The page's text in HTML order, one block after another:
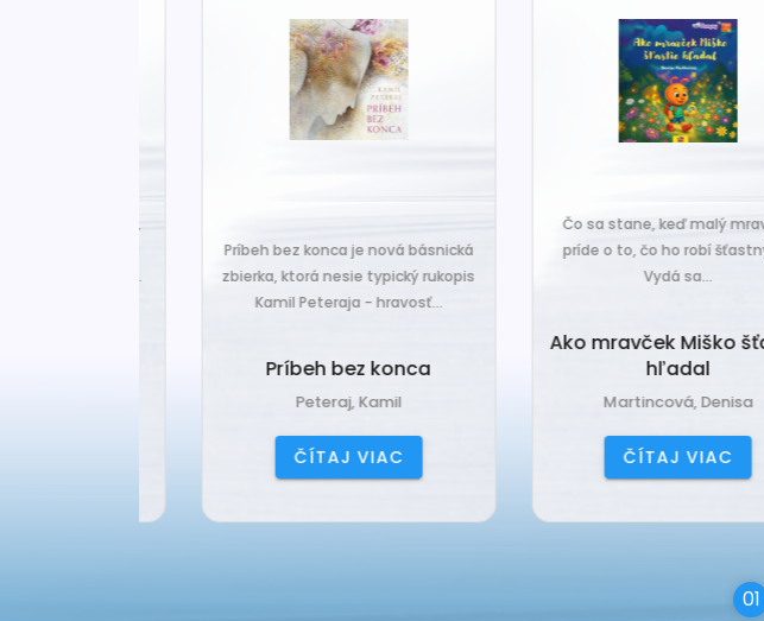
Príbeh bez konca je nová básnická
zbierka, ktorá nesie typický rukopis
Kamil Peteraja - hravosť...
Príbeh bez konca
Peteraj, Kamil
ČÍTAJ VIAC
Čo sa stane, keď malý mravček
príde o to, čo ho robí šťastným?
Vydá sa...
Ako mravček Miško šťastie
hľadal
Martincová, Denisa
ČÍTAJ VIAC
01